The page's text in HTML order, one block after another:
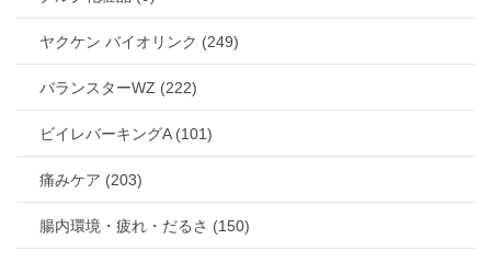
ヤクケン バイオリンク (249)
バランスターWZ (222)
ビイレバーキングA (101)
痛みケア (203)
腸内環境・疲れ・だるさ (150)